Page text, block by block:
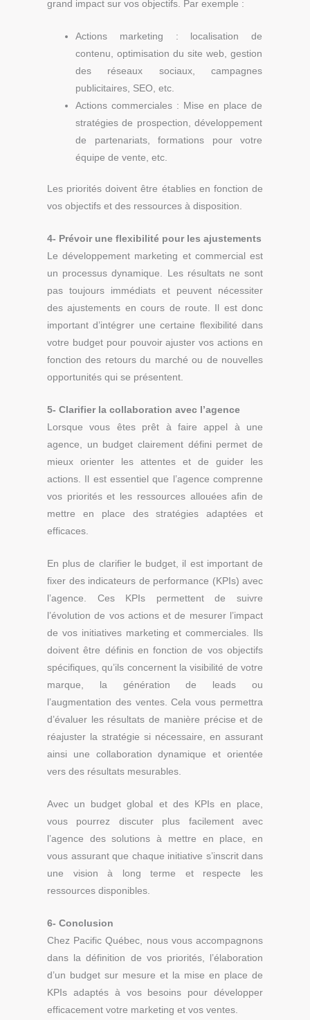
grand impact sur vos objectifs. Par exemple :
Actions marketing : localisation de
contenu, optimisation du site web, gestion
des réseaux sociaux, campagnes
publicitaires, SEO, etc.
Actions commerciales : Mise en place de
stratégies de prospection, développement
de partenariats, formations pour votre
équipe de vente, etc.
Les priorités doivent être établies en fonction de
vos objectifs et des ressources à disposition.
4- Prévoir une flexibilité pour les ajustements
Le développement marketing et commercial est
un processus dynamique. Les résultats ne sont
pas toujours immédiats et peuvent nécessiter
des ajustements en cours de route. Il est donc
important d’intégrer une certaine flexibilité dans
votre budget pour pouvoir ajuster vos actions en
fonction des retours du marché ou de nouvelles
opportunités qui se présentent.
5- Clarifier la collaboration avec l’agence
Lorsque vous êtes prêt à faire appel à une
agence, un budget clairement défini permet de
mieux orienter les attentes et de guider les
actions. Il est essentiel que l’agence comprenne
vos priorités et les ressources allouées afin de
mettre en place des stratégies adaptées et
efficaces.
En plus de clarifier le budget, il est important de
fixer des indicateurs de performance (KPIs) avec
l’agence. Ces KPIs permettent de suivre
l’évolution de vos actions et de mesurer l’impact
de vos initiatives marketing et commerciales. Ils
doivent être définis en fonction de vos objectifs
spécifiques, qu’ils concernent la visibilité de votre
marque, la génération de leads ou
l’augmentation des ventes. Cela vous permettra
d’évaluer les résultats de manière précise et de
réajuster la stratégie si nécessaire, en assurant
ainsi une collaboration dynamique et orientée
vers des résultats mesurables.
Avec un budget global et des KPIs en place,
vous pourrez discuter plus facilement avec
l’agence des solutions à mettre en place, en
vous assurant que chaque initiative s’inscrit dans
une vision à long terme et respecte les
ressources disponibles.
6- Conclusion
Chez Pacific Québec, nous vous accompagnons
dans la définition de vos priorités, l’élaboration
d’un budget sur mesure et la mise en place de
KPIs adaptés à vos besoins pour développer
efficacement votre marketing et vos ventes.